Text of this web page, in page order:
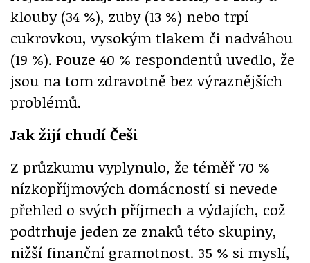
klouby (34 %), zuby (13 %) nebo trpí
cukrovkou, vysokým tlakem či nadváhou
(19 %). Pouze 40 % respondentů uvedlo, že
jsou na tom zdravotně bez výraznějších
problémů.
Jak žijí chudí Češi
Z průzkumu vyplynulo, že téměř 70 %
nízkopříjmových domácností si nevede
přehled o svých příjmech a výdajích, což
podtrhuje jeden ze znaků této skupiny,
nižší finanční gramotnost. 35 % si myslí,